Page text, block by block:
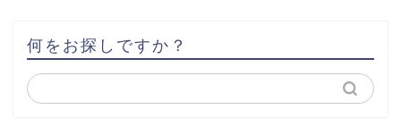
何をお探しですか？